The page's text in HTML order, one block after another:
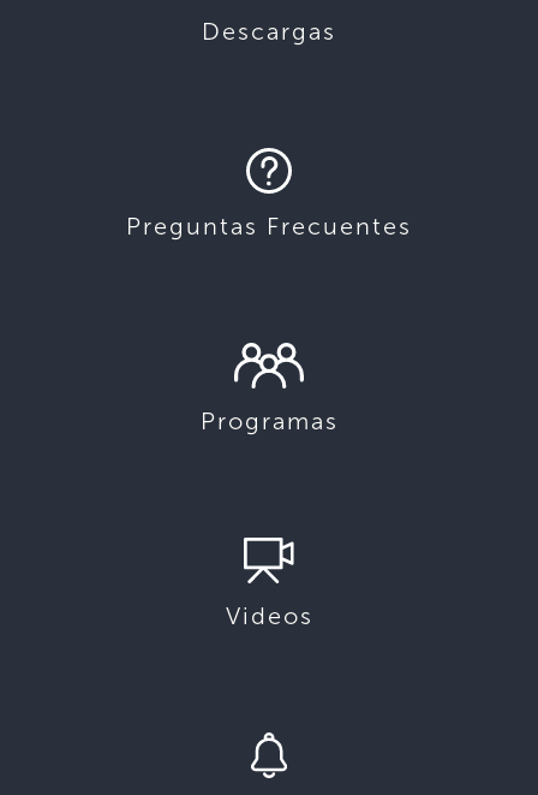
Descargas
Preguntas Frecuentes
Programas
Videos